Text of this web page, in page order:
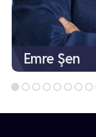
Emre Şen